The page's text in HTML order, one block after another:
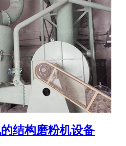
结构磨粉机设备